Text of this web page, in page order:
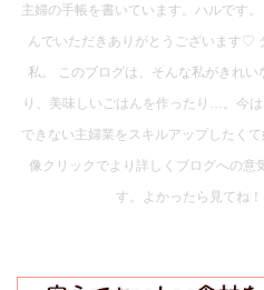
主婦の手帳を書いています。ハルです
んでいただきありがとうございます♡
私。 このブログは、そんな私がきれい
り、美味しいごはんを作ったり…。今は
できない主婦業をスキルアップしたく
像クリックでより詳しくブログへの意
す。よかったら見てね！